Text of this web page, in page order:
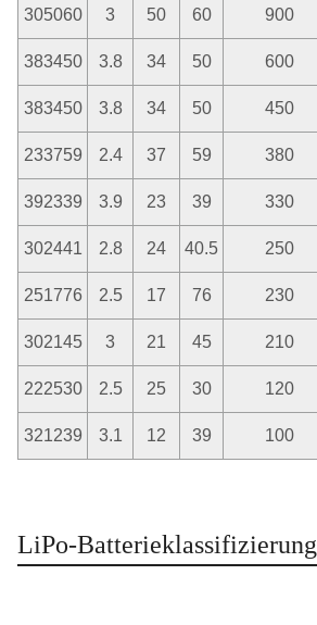
305060 3 50 60 900
383450 3.8 34 50 600
383450 3.8 34 50 450
233759 2.4 37 59 380
392339 3.9 23 39 330
302441 2.8 24 40.5 250
251776 2.5 17 76 230
302145 3 21 45 210
222530 2.5 25 30 120
321239 3.1 12 39 100
LiPo-Batterieklassifizierung